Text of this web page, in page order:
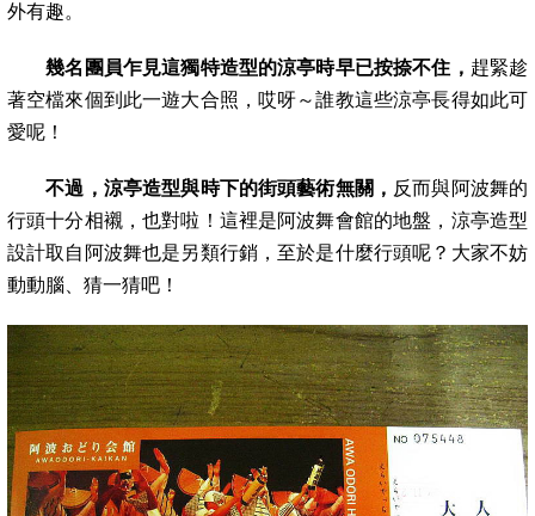
外有趣。
幾名團員乍見這獨特造型的涼亭時早已按捺不住， 趕緊趁
著空檔來個到此一遊大合照，哎呀～誰教這些涼亭長得如此可
愛呢！
不過，涼亭造型與時下的街頭藝術無關， 反而與阿波舞的
行頭十分相襯，也對啦！這裡是阿波舞會館的地盤，涼亭造型
設計取自阿波舞也是另類行銷，至於是什麼行頭呢？大家不妨
動動腦、猜一猜吧 ！